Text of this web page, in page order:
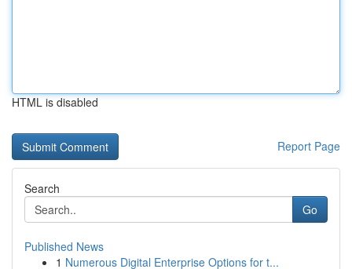
HTML is disabled
Report Page
Search
Go
Published News
1 Numerous Digital Enterprise Options for t...